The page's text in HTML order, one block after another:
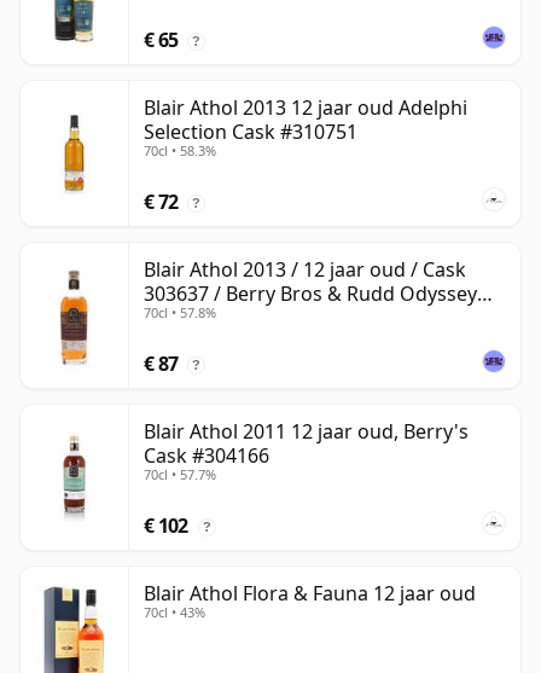
€ 65 ?
Blair Athol 2013 12 jaar oud Adelphi
Selection Cask #310751
70cl • 58.3%
€ 72 ?
Blair Athol 2013 / 12 jaar oud / Cask
303637 / Berry Bros & Rudd Odyssey
Range
70cl • 57.8%
€ 87 ?
Blair Athol 2011 12 jaar oud, Berry's
Cask #304166
70cl • 57.7%
€ 102 ?
Blair Athol Flora & Fauna 12 jaar oud
70cl • 43%